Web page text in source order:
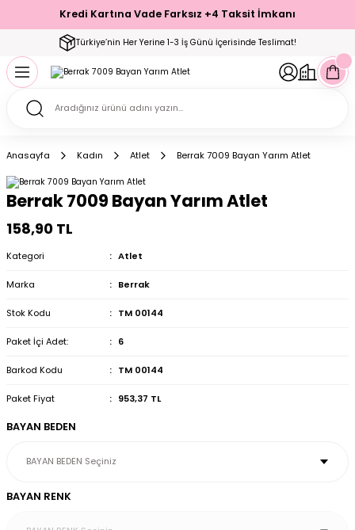
Kredi Kartına Vade Farksız +4 Taksit İmkanı
Türkiye’nin Her Yerine 1-3 İş Günü İçerisinde Teslimat!
Geri Dön
& Büstiyer Takım
Geri Dön
Geri Dön
Geri Dön
Setler
Geri Dön
Geri Dön
Geri Dön
Çorap
Geri Dön
Geri Dön
Anasayfa Kadın Atlet Berrak 7009 Bayan Yarım Atlet
Berrak 7009 Bayan Yarım Atlet
158,90 TL
Kategori Atlet
Marka Berrak
Stok Kodu TM 00144
Paket İçi Adet: 6
Barkod Kodu TM 00144
Paket Fiyat 953,37 TL
BAYAN BEDEN
BAYAN RENK